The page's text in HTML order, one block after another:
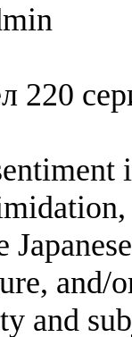
220
and/
and